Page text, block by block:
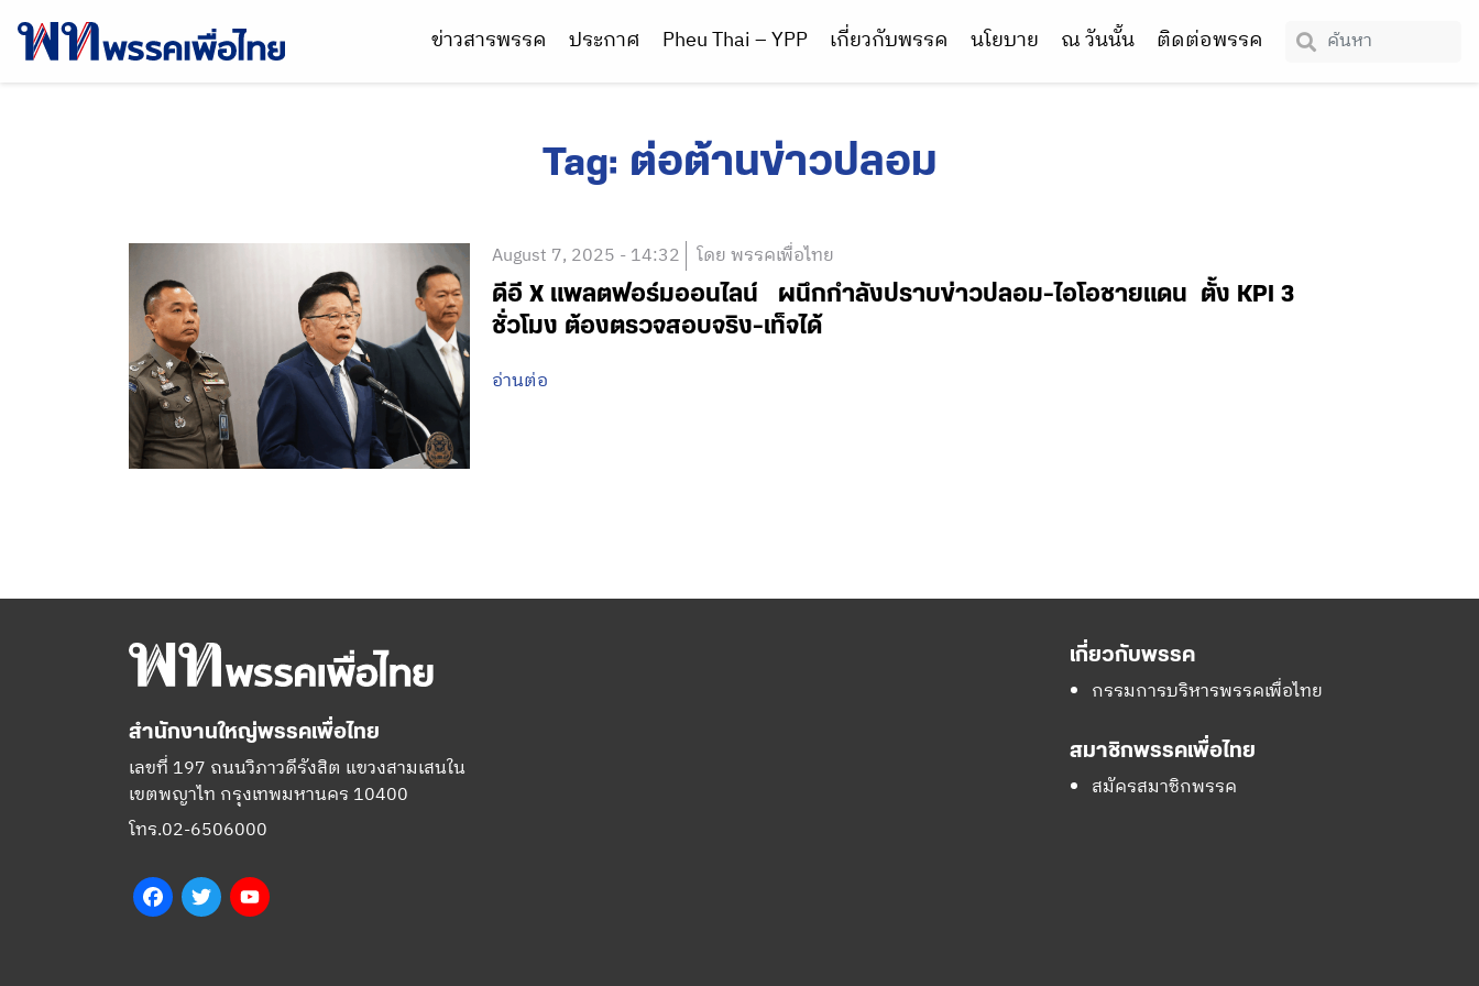
ข่าวสารพรรค ประกาศ Pheu Thai – YPP เกี่ยวกับพรรค นโยบาย ณ วันนั้น ติดต่อพรรค
Tag: ต่อต้านข่าวปลอม
August 7, 2025 - 14:32 โดย พรรคเพื่อไทย
ดีอี X แพลตฟอร์มออนไลน์ ผนึกกำลังปราบข่าวปลอม-ไอโอชายแดน ตั้ง KPI 3
ชั่วโมง ต้องตรวจสอบจริง-เท็จได้
อ่านต่อ
สำนักงานใหญ่พรรคเพื่อไทย
เลขที่ 197 ถนนวิภาวดีรังสิต แขวงสามเสนใน
เขตพญาไท กรุงเทพมหานคร 10400
โทร.02-6506000
FacebookTwitter
เกี่ยวกับพรรค
กรรมการบริหารพรรคเพื่อไทย
สมาชิกพรรคเพื่อไทย
สมัครสมาชิกพรรค